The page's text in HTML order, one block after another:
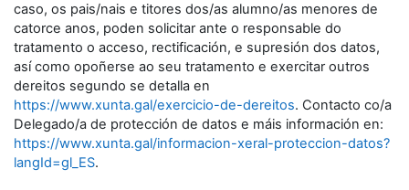
caso, os pais/nais e titores dos/as alumno/as menores de
catorce anos, poden solicitar ante o responsable do
tratamento o acceso, rectificación, e supresión dos datos,
así como opoñerse ao seu tratamento e exercitar outros
dereitos segundo se detalla en
https://www.xunta.gal/exercicio-de-dereitos. Contacto co/a
Delegado/a de protección de datos e máis información en:
https://www.xunta.gal/informacion-xeral-proteccion-datos?
langId=gl_ES.